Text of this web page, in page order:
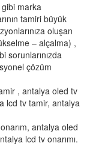
marka
tamiri büyük
oluşan
– alçalma) ,
sorunlarınızda
çözüm
, antalya oled tv
lcd tv tamir, antalya
antalya oled
lcd tv onarımı.